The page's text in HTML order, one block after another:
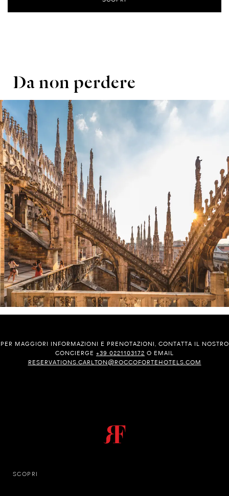
Da non perdere
PER MAGGIORI INFORMAZIONI E PRENOTAZIONI, CONTATTA IL NOSTRO
CONCIERGE +39 0221103172 O EMAIL
RESERVATIONS.CARLTON@ROCCOFORTEHOTELS.COM
SCOPRI